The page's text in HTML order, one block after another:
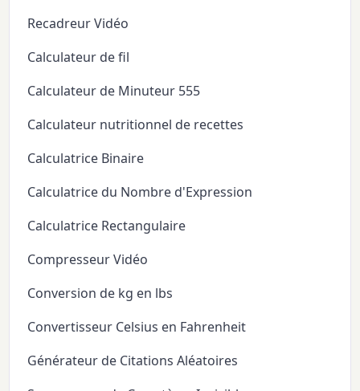
Recadreur Vidéo
Calculateur de fil
Calculateur de Minuteur 555
Calculateur nutritionnel de recettes
Calculatrice Binaire
Calculatrice du Nombre d'Expression
Calculatrice Rectangulaire
Compresseur Vidéo
Conversion de kg en lbs
Convertisseur Celsius en Fahrenheit
Générateur de Citations Aléatoires